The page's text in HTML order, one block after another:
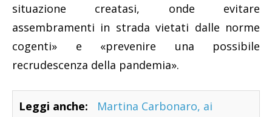
situazione creatasi, onde evitare
assembramenti in strada vietati dalle norme
cogenti» e «prevenire una possibile
recrudescenza della pandemia».
Leggi anche:
Martina Carbonaro, ai